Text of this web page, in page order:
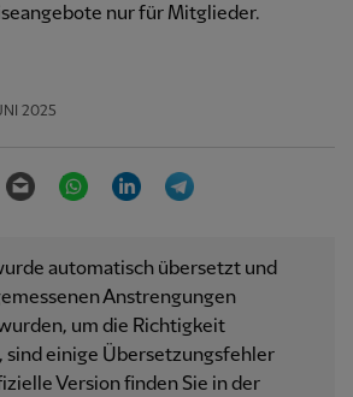
nur für Mitglieder.
2025
Email WhatsAppLinkedIn
automatisch übersetzt und
Anstrengungen
um die Richtigkeit
sind einige Übersetzungsfehler
Version finden Sie in der